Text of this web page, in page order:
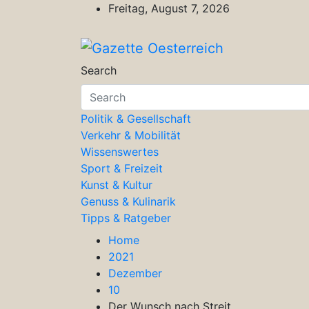
Freitag, August 7, 2026
Gazette Oesterreich
Magazin für Freizeit, Politik, Kultur
Search
Politik & Gesellschaft
Verkehr & Mobilität
Wissenswertes
Sport & Freizeit
Kunst & Kultur
Genuss & Kulinarik
Tipps & Ratgeber
Home
2021
Dezember
10
Der Wunsch nach Streit